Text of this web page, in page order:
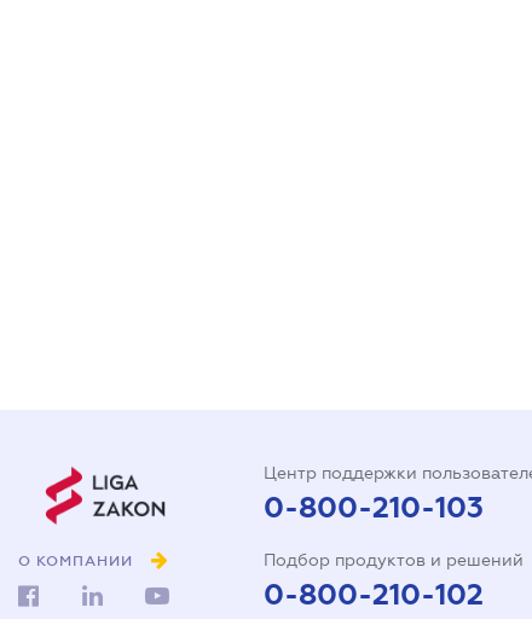
О КОМПАНИИ
Центр поддержки
0-800-210-103
Подбор продуктов и решений
0-800-210-102